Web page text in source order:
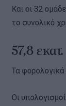
Και οι 32
το συνολικό
57,8
Τα
Οι